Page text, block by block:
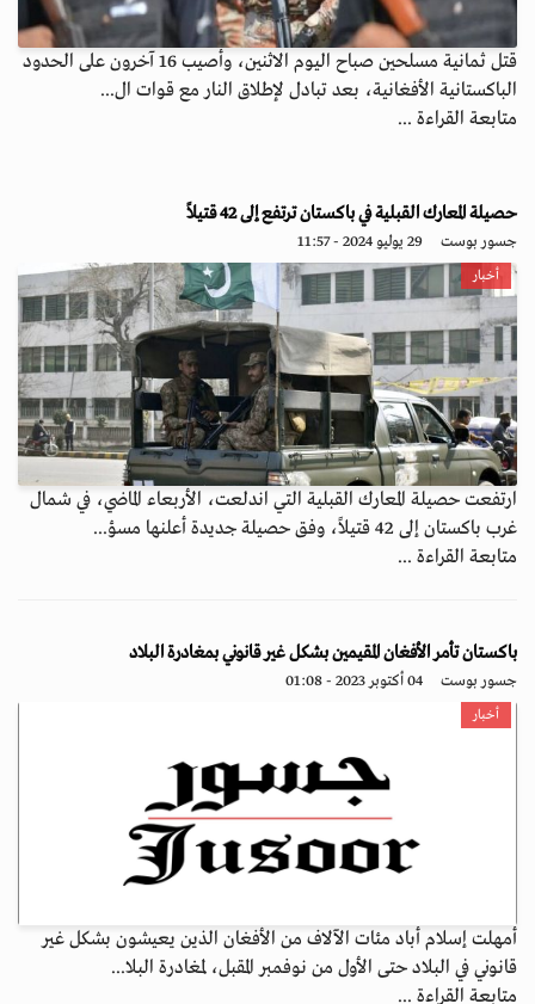
قتل ثمانية مسلحين صباح اليوم الاثنين، وأصيب 16 آخرون على الحدود
الباكستانية الأفغانية، بعد تبادل لإطلاق النار مع قوات ال...
متابعة القراءة ...
حصيلة المعارك القبلية في باكستان ترتفع إلى 42 قتيلاً
جسور بوست 29 يوليو 2024 - 11:57
أخبار
ارتفعت حصيلة المعارك القبلية التي اندلعت، الأربعاء الماضي، في شمال
غرب باكستان إلى 42 قتيلاً، وفق حصيلة جديدة أعلنها مسؤ...
متابعة القراءة ...
باكستان تأمر الأفغان المقيمين بشكل غير قانوني بمغادرة البلاد
جسور بوست 04 أكتوبر 2023 - 01:08
أخبار
أمهلت إسلام أباد مئات الآلاف من الأفغان الذين يعيشون بشكل غير
قانوني في البلاد حتى الأول من نوفمبر المقبل، لمغادرة البلا...
متابعة القراءة ...